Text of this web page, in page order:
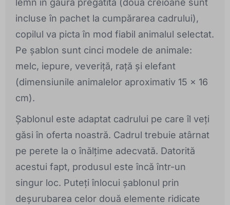
lemn în gaura pregătită (două creioane sunt
incluse în pachet la cumpărarea cadrului),
copilul va picta în mod fiabil animalul selectat.
Pe șablon sunt cinci modele de animale:
melc, iepure, veveriță, rață și elefant
(dimensiunile animalelor aproximativ 15 x 16
cm).
Șablonul este adaptat cadrului pe care îl veți
găsi în oferta noastră. Cadrul trebuie atârnat
pe perete la o înălțime adecvată. Datorită
acestui fapt, produsul este încă într-un
singur loc. Puteți înlocui șablonul prin
deșurubarea celor două elemente ridicate